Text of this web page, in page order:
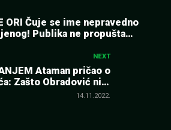
ORI Čuje se ime nepravedno
Publika ne propušta
udari na Atamana (VIDEO)
NEXT
Ataman pričao o
Zašto Obradović nije
i Jasikevičijus
14.11.2022.